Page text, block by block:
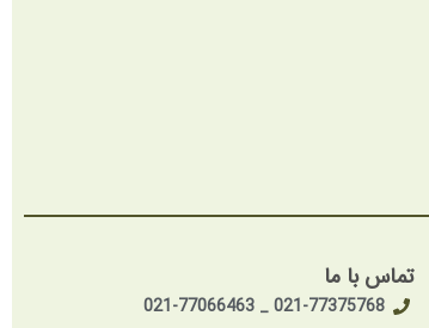
تماس با ما
021-77375768 _ 021-77066463